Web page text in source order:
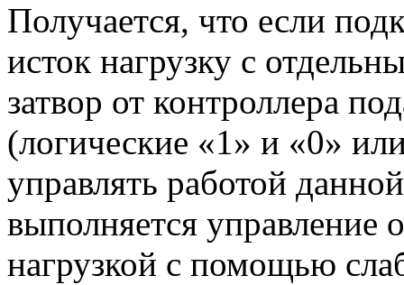
Получается, что если
исток нагрузку с
затвор от контроллера
(логические «1» и «0»
управлять работой
выполняется управление
нагрузкой с помощью